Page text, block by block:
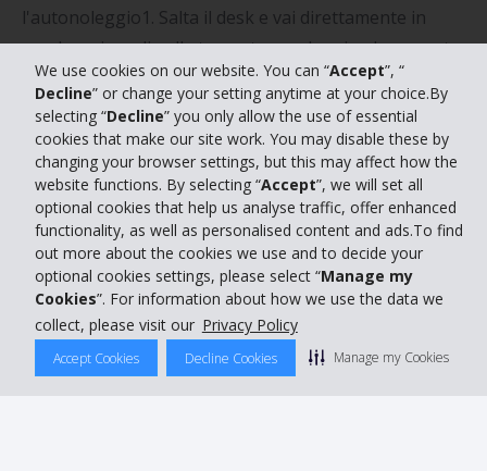
We use cookies on our website. You can “Accept”, “
Decline” or change your setting anytime at your choice.By
selecting “Decline” you only allow the use of essential
cookies that make our site work. You may disable these by
changing your browser settings, but this may affect how the
website functions. By selecting “Accept”, we will set all
optional cookies that help us analyse traffic, offer enhanced
functionality, as well as personalised content and ads.To find
out more about the cookies we use and to decide your
optional cookies settings, please select “Manage my
Cookies”. For information about how we use the data we
collect, please visit our Privacy Policy
Accept Cookies Decline Cookies Manage my Cookies
l'autonoleggio1. Salta il desk e vai direttamente in
parcheggio, sali sulla tua auto a noleggio al momento
del ritiro e riconsegna rapidamente, il tutto
accumulando punti per giorni di noleggio gratuiti e
upgrade.
Scegli tra berline di lusso, auto Premium e sportive e
veicoli elettrici a emissioni zero fino a SUV, camion,
furgoni e altro ancora con migliaia di filiali locali e in
aeroporti in tutta Italia.
Mettiti al volante in totale sicurezza sapendo che
igienizziamo ogni auto seguendo un accurato